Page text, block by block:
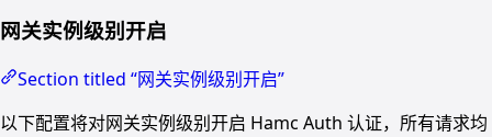
网关实例级别开启
Section titled “网关实例级别开启”
以下配置将对网关实例级别开启 Hamc Auth 认证，所有请求均